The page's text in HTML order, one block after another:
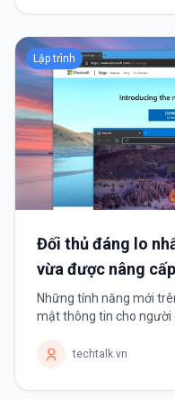
Lập trình
Đối thủ đáng lo
vừa được nâng
Những tính năng mới
mật thông tin cho người
được vài tháng...
techtalk.vn